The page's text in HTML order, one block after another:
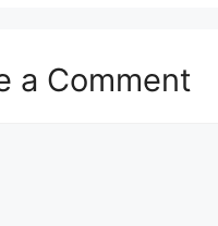
a Comment